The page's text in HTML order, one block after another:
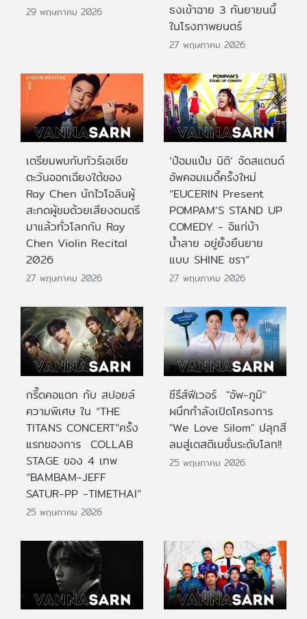
29 พฤษภาคม 2026
ธงเข้าฉาย 3 กันยายนนี้
ในโรงภาพยนตร์
27 พฤษภาคม 2026
เตรียมพบกับทัวร์เอเชีย
ตะวันออกเฉียงใต้ของ
Ray Chen นักไวโอลินผู้
สะกดผู้ชมด้วยเสียงดนตรี
มาแล้วทั่วโลกกับ Ray
Chen Violin Recital
2026
27 พฤษภาคม 2026
‘ป๋อมแป๋ม นิติ’ จัดสแตนด์
อัพคอมเมดี้ครั้งใหม่
“EUCERIN Present
POMPAM’S STAND UP
COMEDY - อิแก่บ้า
น้ำลาย อยู่ยั้งยืนยาย
แบบ SHINE ชรา”
27 พฤษภาคม 2026
กรี๊ดคอแตก กับ สปอยล์
ความพิเศษ ใน “THE
TITANS CONCERT”ครั้ง
แรกของการ COLLAB
STAGE ของ 4 เทพ
“BAMBAM-JEFF
SATUR-PP -TIMETHAI”
25 พฤษภาคม 2026
ซีรีส์ฟีเวอร์ "อัพ-ภูมิ"
ผนึกกำลังเปิดโครงการ
"We Love Silom" ปลุกสี
ลมสู่เดสติเนชั่นระดับโลก!!
25 พฤษภาคม 2026